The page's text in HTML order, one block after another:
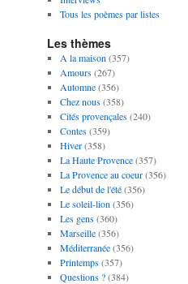
Tous les poèmes par listes
Les thèmes
A la maison (357)
Amours(267)
Automne(356)
Chez nous(358)
Cités provençales(240)
Contes(359)
Hiver(358)
La Haute Provence(357)
La Provence au coeur(356)
Le début de l'été(356)
Le soleil-lion (356)
Les gens(360)
Marseille(356)
Méditerranée(356)
Printemps(357)
Questions ?(384)